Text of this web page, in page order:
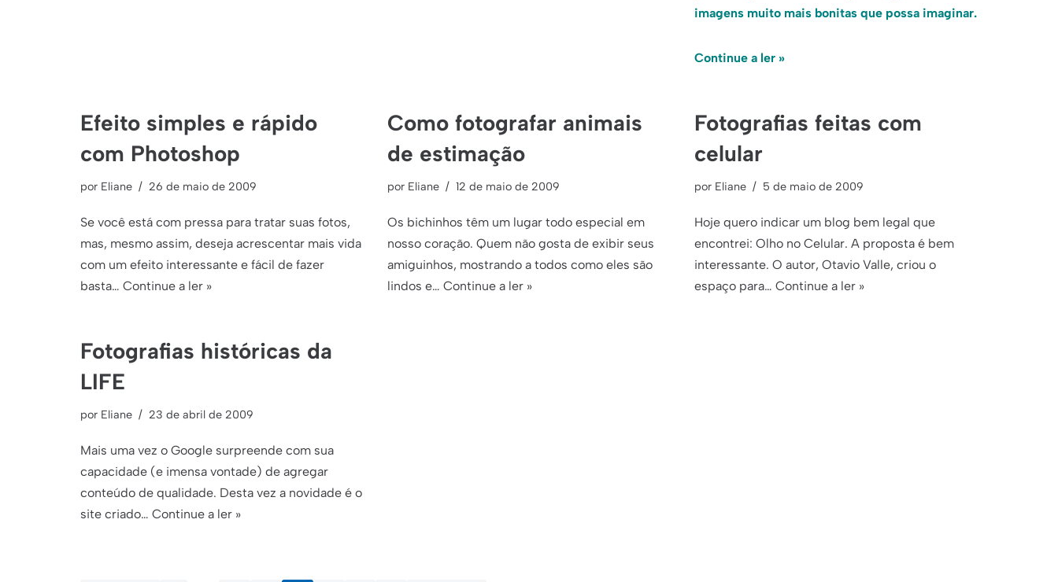
imagens muito mais bonitas que possa imaginar.
Continue a ler »
Efeito simples e rápido
com Photoshop
por Eliane 26 de maio de 2009
Se você está com pressa para tratar suas fotos,
mas, mesmo assim, deseja acrescentar mais vida
com um efeito interessante e fácil de fazer
basta… Continue a ler »
Como fotografar animais
de estimação
por Eliane 12 de maio de 2009
Os bichinhos têm um lugar todo especial em
nosso coração. Quem não gosta de exibir seus
amiguinhos, mostrando a todos como eles são
lindos e… Continue a ler »
Fotografias feitas com
celular
por Eliane 5 de maio de 2009
Hoje quero indicar um blog bem legal que
encontrei: Olho no Celular. A proposta é bem
interessante. O autor, Otavio Valle, criou o
espaço para… Continue a ler »
Fotografias históricas da
LIFE
por Eliane 23 de abril de 2009
Mais uma vez o Google surpreende com sua
capacidade (e imensa vontade) de agregar
conteúdo de qualidade. Desta vez a novidade é o
site criado… Continue a ler »